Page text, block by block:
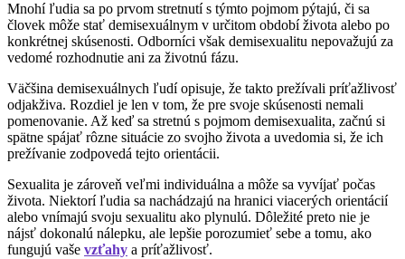
Mnohí ľudia sa po prvom stretnutí s týmto pojmom pýtajú, či sa
človek môže stať demisexuálnym v určitom období života alebo po
konkrétnej skúsenosti. Odborníci však demisexualitu nepovažujú za
vedomé rozhodnutie ani za životnú fázu.
Väčšina demisexuálnych ľudí opisuje, že takto prežívali príťažlivosť
odjakživa. Rozdiel je len v tom, že pre svoje skúsenosti nemali
pomenovanie. Až keď sa stretnú s pojmom demisexualita, začnú si
spätne spájať rôzne situácie zo svojho života a uvedomia si, že ich
prežívanie zodpovedá tejto orientácii.
Sexualita je zároveň veľmi individuálna a môže sa vyvíjať počas
života. Niektorí ľudia sa nachádzajú na hranici viacerých orientácií
alebo vnímajú svoju sexualitu ako plynulú. Dôležité preto nie je
nájsť dokonalú nálepku, ale lepšie porozumieť sebe a tomu, ako
fungujú vaše vzťahy a príťažlivosť.